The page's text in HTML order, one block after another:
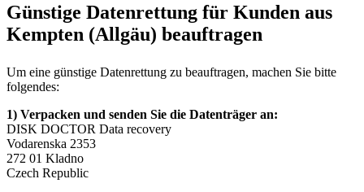
Günstige Datenrettung für Kunden aus
Kempten (Allgäu) beauftragen
Um eine günstige Datenrettung zu beauftragen, machen Sie bitte
folgendes:
1) Verpacken und senden Sie die Datenträger an:
DISK DOCTOR Data recovery
Vodarenska 2353
272 01 Kladno
Czech Republic